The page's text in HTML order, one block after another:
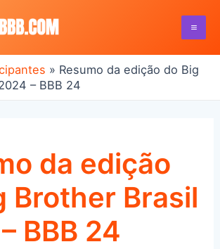
» Resumo da edição do Big
– BBB 24
da edição
Brother Brasil
BBB 24